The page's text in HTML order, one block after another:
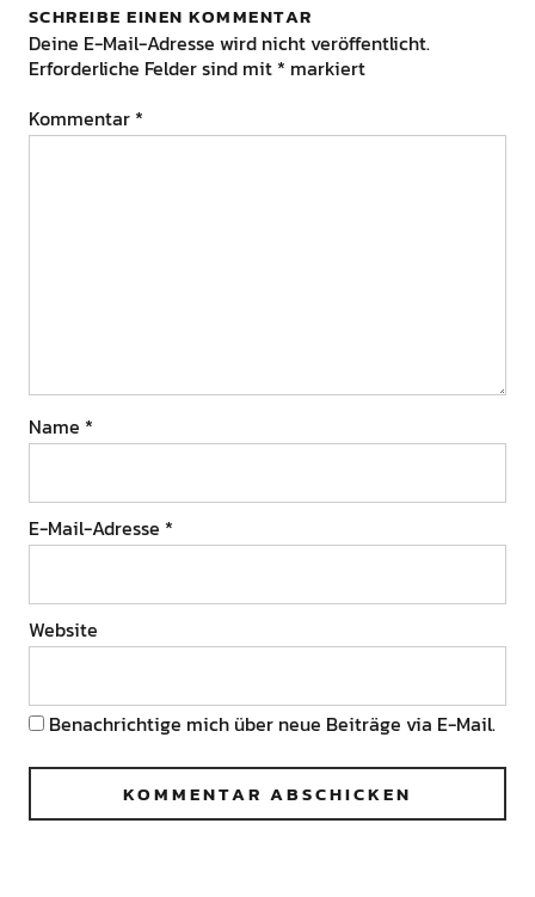
SCHREIBE EINEN KOMMENTAR
Deine E-Mail-Adresse wird nicht veröffentlicht.
Erforderliche Felder sind mit * markiert
Kommentar *
Name *
E-Mail-Adresse *
Website
Benachrichtige mich über neue Beiträge via E-Mail.